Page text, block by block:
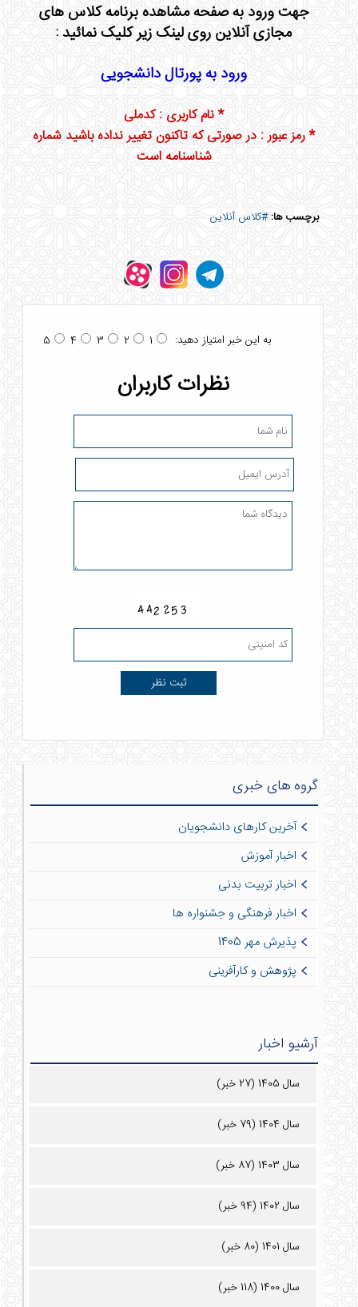
جهت ورود به صفحه مشاهده برنامه کلاس های
مجازی آنلاین روی لینک زیر کلیک نمائید :
ورود به پورتال دانشجویی
* نام کاربری : کدملی
* رمز عبور : در صورتی که تاکنون تغییر نداده باشید شماره
شناسنامه است
برچسب ها:#کلاس آنلاین
به این خبر امتیاز دهید: 1
2
3
4
5
نظرات کاربران
گروه های خبری
آخرین کارهای دانشجویان
اخبار آموزش
اخبار تربیت بدنی
اخبار فرهنگی و جشنواره ها
پذیرش مهر 1405
پژوهش و کارآفرینی
آرشیو اخبار
سال 1405 (27 خبر)
سال 1404 (79 خبر)
سال 1403 (87 خبر)
سال 1402 (94 خبر)
سال 1401 (80 خبر)
سال 1400 (118 خبر)